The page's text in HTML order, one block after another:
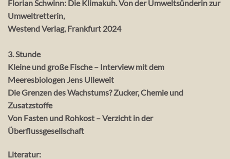
Florian Schwinn: Die Klimakuh. Von der Umweltsünderin zur
Umweltretterin,
Westend Verlag, Frankfurt 2024
3. Stunde
Kleine und große Fische – Interview mit dem
Meeresbiologen Jens Ulleweit
Die Grenzen des Wachstums? Zucker, Chemie und
Zusatzstoffe
Von Fasten und Rohkost – Verzicht in der
Überflussgesellschaft
Literatur: